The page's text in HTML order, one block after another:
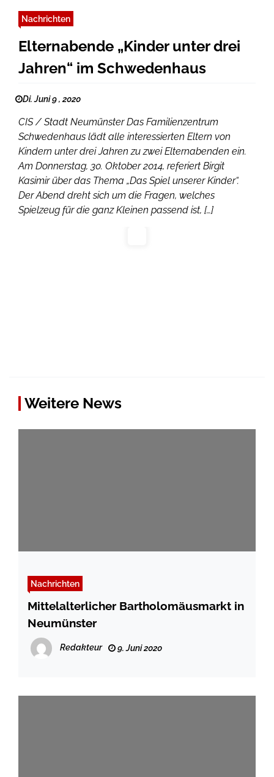
Nachrichten
Elternabende „Kinder unter drei
Jahren“ im Schwedenhaus
Di. Juni 9 , 2020
CIS / Stadt Neumünster Das Familienzentrum
Schwedenhaus lädt alle interessierten Eltern von
Kindern unter drei Jahren zu zwei Elternabenden ein.
Am Donnerstag, 30. Oktober 2014, referiert Birgit
Kasimir über das Thema „Das Spiel unserer Kinder“.
Der Abend dreht sich um die Fragen, welches
Spielzeug für die ganz Kleinen passend ist, […]
Weitere News
Nachrichten
Mittelalterlicher Bartholomäusmarkt in
Neumünster
Redakteur 9. Juni 2020